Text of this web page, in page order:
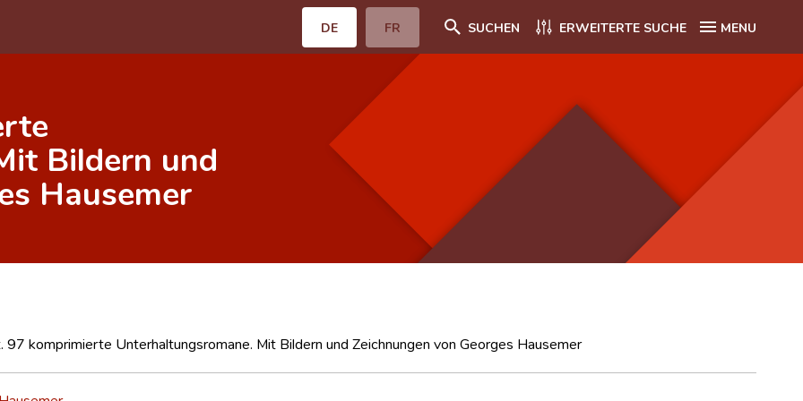
DE FR SUCHEN ERWEITERTE SUCHE MENU
Bildern und
Hausemer
97 komprimierte Unterhaltungsromane. Mit Bildern und Zeichnungen von Georges Hausemer